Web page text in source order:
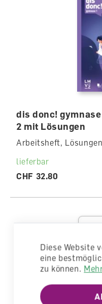
dis donc!
2 mit Lösungen
Arbeitsheft, Lösungen
lieferbar
CHF 32.80
Diese Website
eine
zu können.